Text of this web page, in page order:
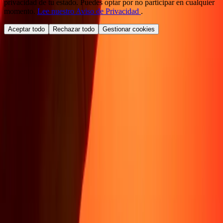
privacidad de tu estado. Puedes optar por no participar en cualquier
momento. Lee nuestro Aviso de Privacidad .
Aceptar todo Rechazar todo Gestionar cookies